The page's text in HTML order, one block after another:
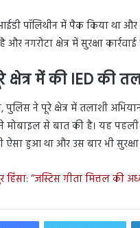
पॉलिथीन में पैक किया था
नगरोटा क्षेत्र में सुरक्षा
में की IED की
ने पूरे क्षेत्र में तलाशी
से बात की है। यह
ऐसा हुआ था और उस बार भी
हिंसा: “जस्टिस गीता मित्तल की